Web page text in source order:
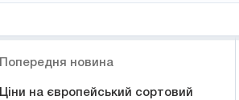
Попередня новина
Ціни на європейський сортовий